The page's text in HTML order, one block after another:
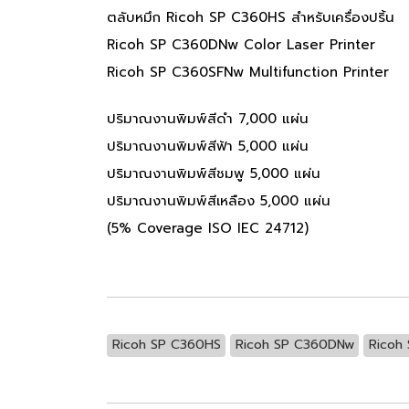
ตลับหมึก Ricoh SP C360HS สำหรับเครื่องปริ้น
Ricoh SP C360DNw Color Laser Printer
Ricoh SP C360SFNw Multifunction Printer
ปริมาณงานพิมพ์สีดำ 7,000 แผ่น
ปริมาณงานพิมพ์สีฟ้า 5,000 แผ่น
ปริมาณงานพิมพ์สีชมพู 5,000 แผ่น
ปริมาณงานพิมพ์สีเหลือง 5,000 แผ่น
(5% Coverage ISO IEC 24712)
Ricoh SP C360HS Ricoh SP C360DNw Ricoh